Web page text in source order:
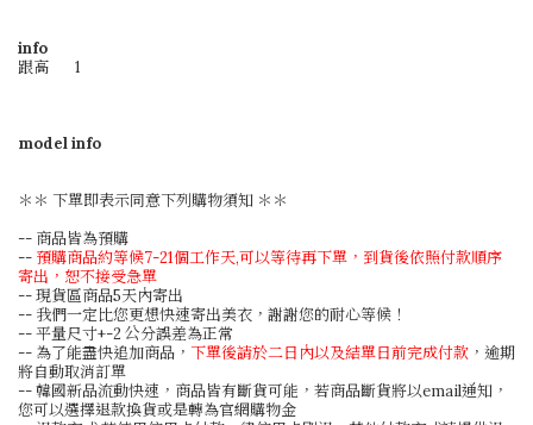
info
跟高
1
model info
＊＊ 下單即表示同意下列購物須知 ＊＊
-- 商品皆為預購
-- 預購商品約等候7-21個工作天,可以等待再下單，到貨後依照付款順序
寄出，恕不接受急單
-- 現貨區商品5天內寄出
-- 我們一定比您更想快速寄出美衣，謝謝您的耐心等候！
-- 平量尺寸+-2 公分誤差為正常
-- 為了能盡快追加商品， 下單後請於二日內以及結單日前完成付款 ，逾期
將自動取消訂單
-- 韓國新品流動快速，商品皆有斷貨可能，若商品斷貨將以email通知，
您可以選擇退款換貨或是轉為官網購物金